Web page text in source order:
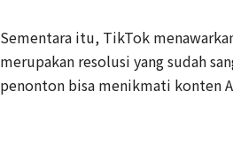
Sementara itu, TikTok
merupakan resolusi yang sudah
penonton bisa menikmati konten